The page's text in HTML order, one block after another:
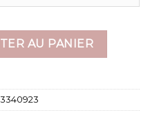
eteAU PANIER